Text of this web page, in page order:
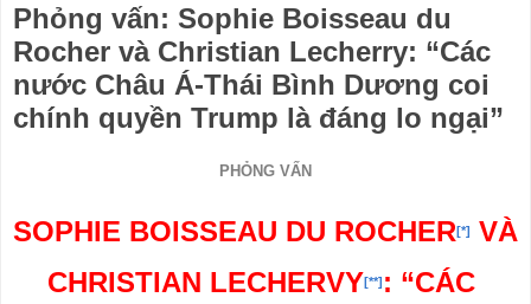
Phỏng vấn: Sophie Boisseau du
Rocher và Christian Lecherry: “Các
nước Châu Á-Thái Bình Dương coi
chính quyền Trump là đáng lo ngại”
PHỎNG VẤN
SOPHIE BOISSEAU DU ROCHER[*]
VÀ
CHRISTIAN LECHERVY[**] : “CÁC